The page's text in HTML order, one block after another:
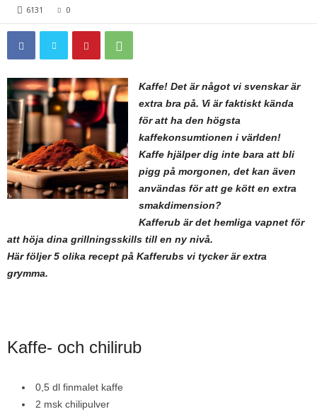
6131 0
Kaffe! Det är något vi svenskar är
extra bra på. Vi är faktiskt kända
för att ha den högsta
kaffekonsumtionen i världen!
Kaffe hjälper dig inte bara att bli
pigg på morgonen, det kan även
användas för att ge kött en extra
smakdimension?
Kafferub är det hemliga vapnet för
att höja dina grillningsskills till en ny nivå.
Här följer 5 olika recept på Kafferubs vi tycker är extra
grymma.
Kaffe- och chilirub
0,5 dl finmalet kaffe
2 msk chilipulver